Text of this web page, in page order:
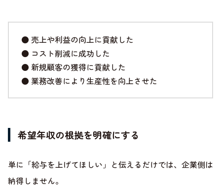
● 売上や利益の向上に貢献した
● コスト削減に成功した
● 新規顧客の獲得に貢献した
● 業務改善により生産性を向上させた
希望年収の根拠を明確にする
単に「給与を上げてほしい」と伝えるだけでは、企業側は
納得しません。